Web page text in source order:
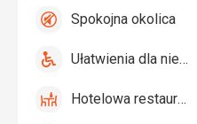
Bezpłatne
leżaki
i
parasole
plaży
Spokojna
Spokojna okolica
tak
Ułatwienia
niepełnosprawnych
Ułatwienia dla niepełnosprawnych
tak
Hotelowa
Hotelowa restauracja
tak